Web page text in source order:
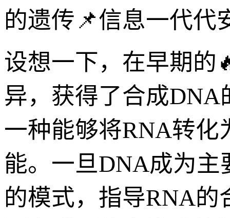
的遗传📌信息一代代
设想一下，在早期的
异，获得了合成
一种能够将RNA转
能。一旦DNA成为主
的模式，指导RNA